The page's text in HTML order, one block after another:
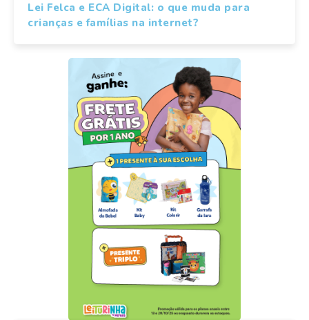
Lei Felca e ECA Digital: o que muda para
crianças e famílias na internet?